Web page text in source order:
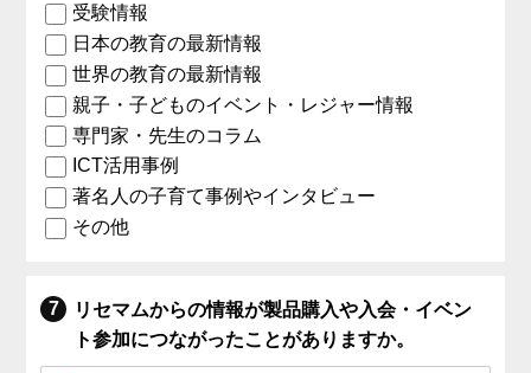
受験情報
日本の教育の最新情報
世界の教育の最新情報
親子・子どものイベント・レジャー情報
専門家・先生のコラム
ICT活用事例
著名人の子育て事例やインタビュー
その他
リセマムからの情報が製品購入や入会・イベン
ト参加につながったことがありますか。